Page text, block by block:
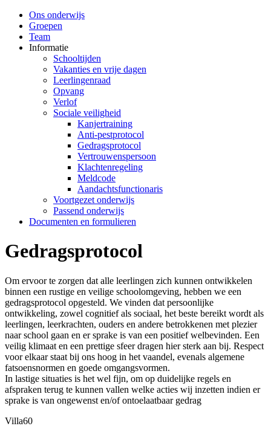
Ons onderwijs
Groepen
Team
Informatie
Schooltijden
Vakanties en vrije dagen
Leerlingenraad
Opvang
Verlof
Sociale veiligheid
Kanjertraining
Anti-pestprotocol
Gedragsprotocol
Vertrouwenspersoon
Klachtenregeling
Meldcode
Aandachtsfunctionaris
Voortgezet onderwijs
Passend onderwijs
Documenten en formulieren
Gedragsprotocol
Om ervoor te zorgen dat alle leerlingen zich kunnen ontwikkelen
binnen een rustige en veilige schoolomgeving, hebben we een
gedragsprotocol opgesteld. We vinden dat persoonlijke
ontwikkeling, zowel cognitief als sociaal, het beste bereikt wordt als
leerlingen, leerkrachten, ouders en andere betrokkenen met plezier
naar school gaan en er sprake is van een positief welbevinden. Een
veilig klimaat en een prettige sfeer dragen hier sterk aan bij. Respect
voor elkaar staat bij ons hoog in het vaandel, evenals algemene
fatsoensnormen en goede omgangsvormen.
In lastige situaties is het wel fijn, om op duidelijke regels en
afspraken terug te kunnen vallen welke acties wij inzetten indien er
sprake is van ongewenst en/of ontoelaatbaar gedrag
Villa60